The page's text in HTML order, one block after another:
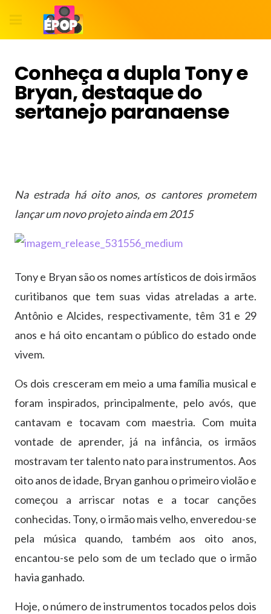
Conheça a dupla Tony e
Bryan, destaque do
sertanejo paranaense
Na estrada há oito anos, os cantores prometem
lançar um novo projeto ainda em 2015
Tony e Bryan são os nomes artísticos de dois irmãos
curitibanos que tem suas vidas atreladas a arte.
Antônio e Alcides, respectivamente, têm 31 e 29
anos e há oito encantam o público do estado onde
vivem.
Os dois cresceram em meio a uma família musical e
foram inspirados, principalmente, pelo avós, que
cantavam e tocavam com maestria. Com muita
vontade de aprender, já na infância, os irmãos
mostravam ter talento nato para instrumentos. Aos
oito anos de idade, Bryan ganhou o primeiro violão e
começou a arriscar notas e a tocar canções
conhecidas. Tony, o irmão mais velho, enveredou-se
pela música quando, também aos oito anos,
encantou-se pelo som de um teclado que o irmão
havia ganhado.
Hoje, o número de instrumentos tocados pelos dois